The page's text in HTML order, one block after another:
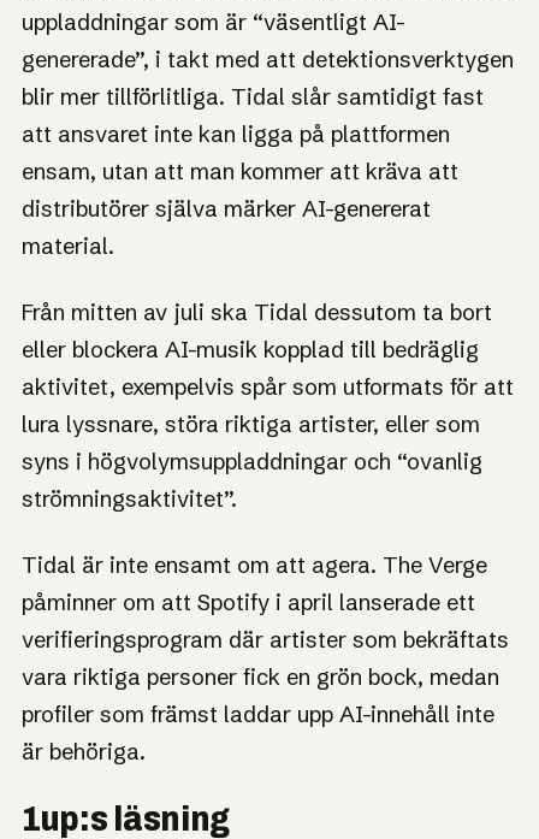
uppladdningar som är “väsentligt AI-
genererade”, i takt med att detektionsverktygen
blir mer tillförlitliga. Tidal slår samtidigt fast
att ansvaret inte kan ligga på plattformen
ensam, utan att man kommer att kräva att
distributörer själva märker AI-genererat
material.
Från mitten av juli ska Tidal dessutom ta bort
eller blockera AI-musik kopplad till bedräglig
aktivitet, exempelvis spår som utformats för att
lura lyssnare, störa riktiga artister, eller som
syns i högvolymsuppladdningar och “ovanlig
strömningsaktivitet”.
Tidal är inte ensamt om att agera. The Verge
påminner om att Spotify i april lanserade ett
verifieringsprogram där artister som bekräftats
vara riktiga personer fick en grön bock, medan
profiler som främst laddar upp AI-innehåll inte
är behöriga.
1up:s läsning